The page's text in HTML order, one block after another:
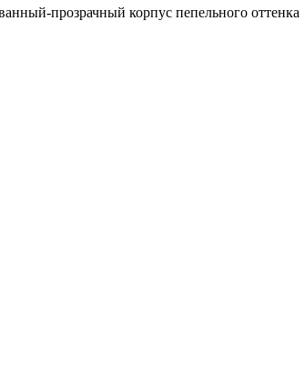
прозрачный корпус пепельного оттенка